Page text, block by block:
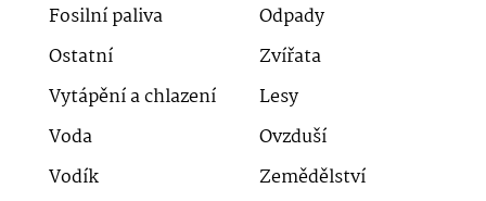
Fosilní paliva
Odpady
Ostatní
Zvířata
Vytápění a chlazení
Lesy
Voda
Ovzduší
Vodík
Zemědělství